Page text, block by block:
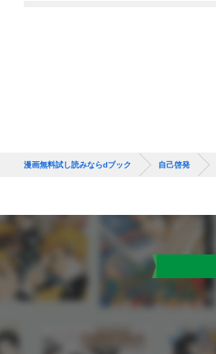
漫画無料試し読みならdブック 自己啓発